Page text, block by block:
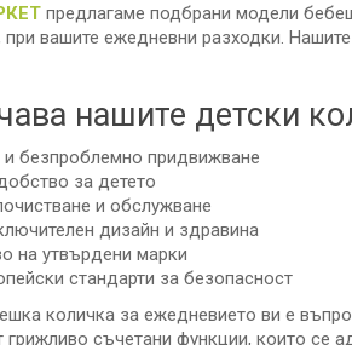
предлагаме подбрани модели
при вашите ежедневни разходки.
нашите детски
и безпроблемно придвижване
за детето
и обслужване
дизайн и здравина
на утвърдени марки
стандарти за безопасност
количка за ежедневието ви е
грижливо съчетани функции, които се